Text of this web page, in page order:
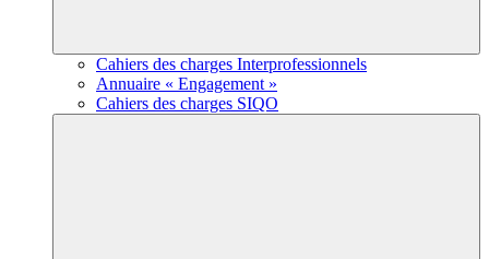
Cahiers des charges Interprofessionnels
Annuaire « Engagement »
Cahiers des charges SIQO